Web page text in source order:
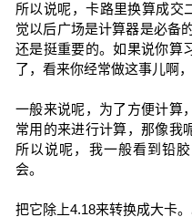
所以说呢，卡路里换算成交
觉以后广场是计算器是必备
还是挺重要的。如果说你算
了，看来你经常做这事儿啊
一般来说呢，为了方便计算
常用的来进行计算，那像我
所以说呢，我一般看到铅
会。
把它除上4.18来转换成大卡